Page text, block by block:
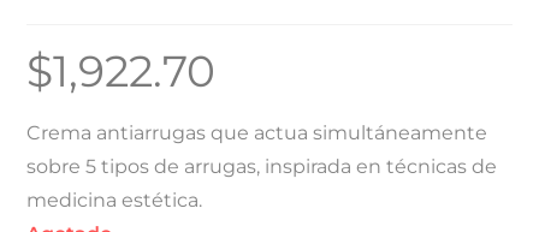
$1,922.70
Crema antiarrugas que actua simultáneamente
sobre 5 tipos de arrugas, inspirada en técnicas de
medicina estética.